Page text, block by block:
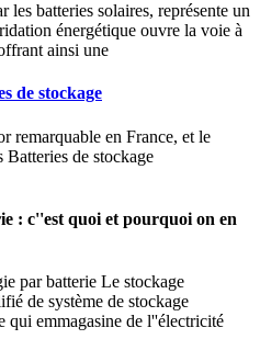
les batteries solaires, représente un
énergétique ouvre la voie à
ainsi une
de stockage
remarquable en France, et le
Batteries de stockage
: c''est quoi et pourquoi on en
par batterie Le stockage
de système de stockage
qui emmagasine de l''électricité